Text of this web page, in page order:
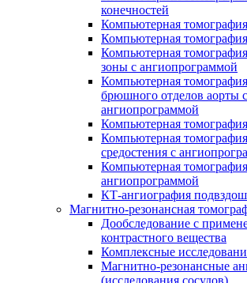
конечностей
Компьютерная
Компьютерная
Компьютерная
зоны с ангиопрограммой
Компьютерная
брюшного отделов аорты с
ангиопрограммой
Компьютерная
Компьютерная
средостения с
Компьютерная
ангиопрограммой
КТ-ангиография
Магнитно-резонансная
Дообследование с
контрастного вещества
Комплексные
Магнитно-резонансные
(исследования сосудов)